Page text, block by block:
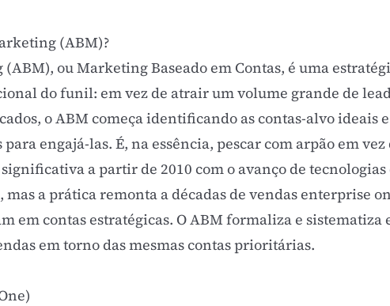
(ABM)?
ou Marketing Baseado em Contas, é uma
do funil: em vez de atrair um volume grande de
o ABM começa identificando as contas-alvo ideais
engajá-las. É, na essência, pescar com arpão em vez
a partir de 2010 com o avanço de
mas a prática remonta a décadas de vendas enterprise
em contas estratégicas. O ABM formaliza e sistematiza
em torno das mesmas contas prioritárias.